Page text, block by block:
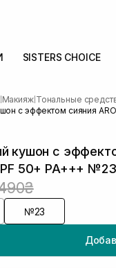
SISTERS CHOICE
Макияж| Тональные
с эффектом сияния
кушон с
50+ PA+++
№23